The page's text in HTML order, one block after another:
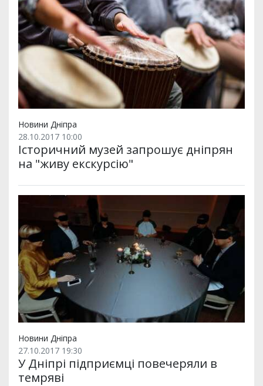
Новини Дніпра
28.10.2017 10:00
Історичний музей запрошує дніпрян
на "живу екскурсію"
Новини Дніпра
27.10.2017 19:30
У Дніпрі підприємці повечеряли в
темряві